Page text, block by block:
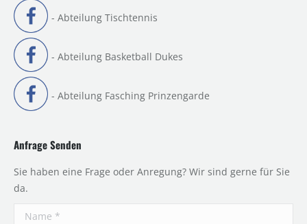
- Abteilung Tischtennis
- Abteilung Basketball Dukes
- Abteilung Fasching Prinzengarde
Anfrage Senden
Sie haben eine Frage oder Anregung? Wir sind gerne für Sie
da.
Name *